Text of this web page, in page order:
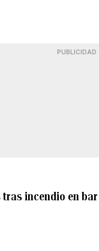
PUBLICIDAD
incendio en